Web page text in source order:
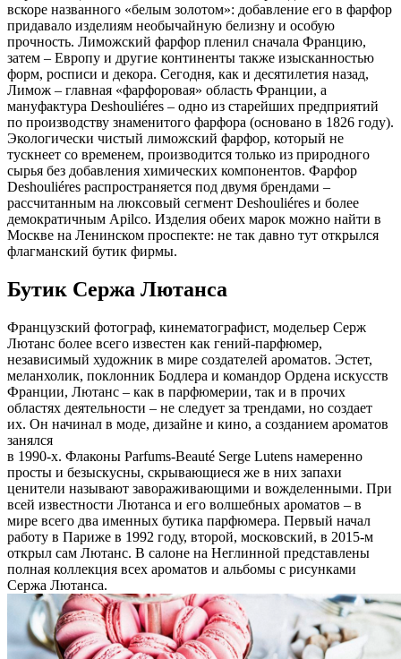
вскоре названного «белым золотом»: добавление его в фарфор
придавало изделиям необычайную белизну и особую
прочность. Лиможский фарфор пленил сначала Францию,
затем – Европу и другие континенты также изысканностью
форм, росписи и декора. Сегодня, как и десятилетия назад,
Лимож – главная «фарфоровая» область Франции, а
мануфактура Deshouliéres – одно из старейших предприятий
по производству знаменитого фарфора (основано в 1826 году).
Экологически чистый лиможский фарфор, который не
тускнеет со временем, производится только из природного
сырья без добавления химических компонентов. Фарфор
Deshouliéres распространяется под двумя брендами –
рассчитанным на люксовый сегмент Deshouliéres и более
демократичным Apilco. Изделия обеих марок можно найти в
Москве на Ленинском проспекте: не так давно тут открылся
флагманский бутик фирмы.
Бутик Сержа Лютанса
Французский фотограф, кинематографист, модельер Серж
Лютанс более всего известен как гений-парфюмер,
независимый художник в мире создателей ароматов. Эстет,
меланхолик, поклонник Бодлера и командор Ордена искусств
Франции, Лютанс – как в парфюмерии, так и в прочих
областях деятельности – не следует за трендами, но создает
их. Он начинал в моде, дизайне и кино, а созданием ароматов
занялся
в 1990-х. Флаконы Parfums-Beauté Serge Lutens намеренно
просты и безыскусны, скрывающиеся же в них запахи
ценители называют завораживающими и вожделенными. При
всей известности Лютанса и его волшебных ароматов – в
мире всего два именных бутика парфюмера. Первый начал
работу в Париже в 1992 году, второй, московский, в 2015-м
открыл сам Лютанс. В салоне на Неглинной представлены
полная коллекция всех ароматов и альбомы с рисунками
Сержа Лютанса.